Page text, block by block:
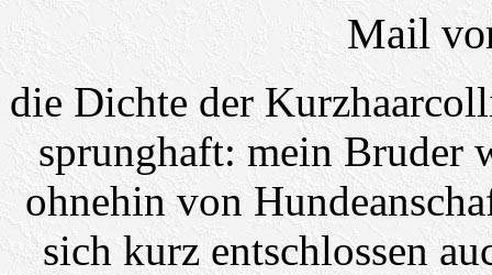
Mail
die Dichte der
sprunghaft: mein Bruder
ohnehin von
sich kurz entschlossen